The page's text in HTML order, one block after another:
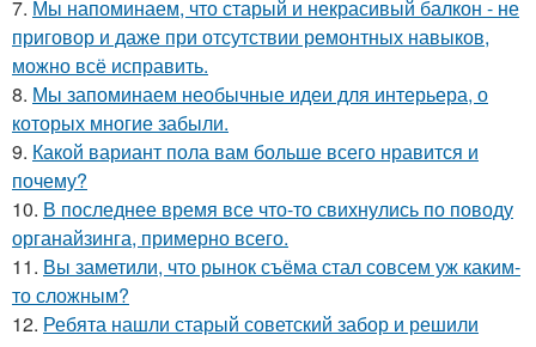
7. Мы напоминаем, что старый и некрасивый балкон - не
приговор и даже при отсутствии ремонтных навыков,
можно всё исправить.
8. Мы запоминаем необычные идеи для интерьера, о
которых многие забыли.
9. Какой вариант пола вам больше всего нравится и
почему?
10. В последнее время все что-то свихнулись по поводу
органайзинга, примерно всего.
11. Вы заметили, что рынок съёма стал совсем уж каким-
то сложным?
12. Ребята нашли старый советский забор и решили